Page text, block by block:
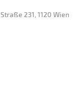
231, 1120 Wien